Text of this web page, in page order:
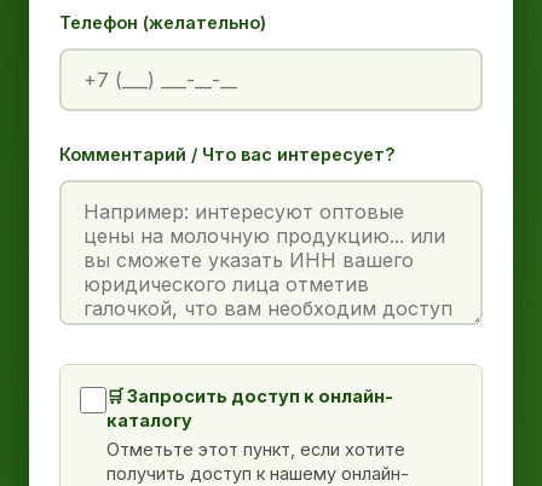
Телефон (желательно)
Комментарий / Что вас интересует?
🛒 Запросить доступ к онлайн-
каталогу
Отметьте этот пункт, если хотите
получить доступ к нашему онлайн-